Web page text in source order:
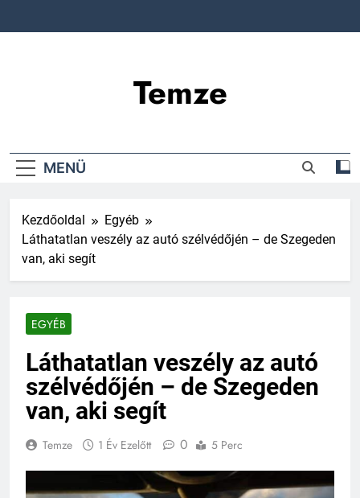
Temze
MENÜ
Kezdőoldal
Egyéb
Láthatatlan veszély az autó szélvédőjén – de Szegeden
van, aki segít
EGYÉB
Láthatatlan veszély az autó
szélvédőjén – de Szegeden
van, aki segít
Temze 1 Év Ezelőtt 0 5 Perc